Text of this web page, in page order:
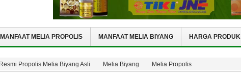
MANFAAT MELIA PROPOLIS MANFAAT MELIA BIYANG HARGA PRODUK
Propolis Melia Biyang Asli Melia Biyang Melia Propolis